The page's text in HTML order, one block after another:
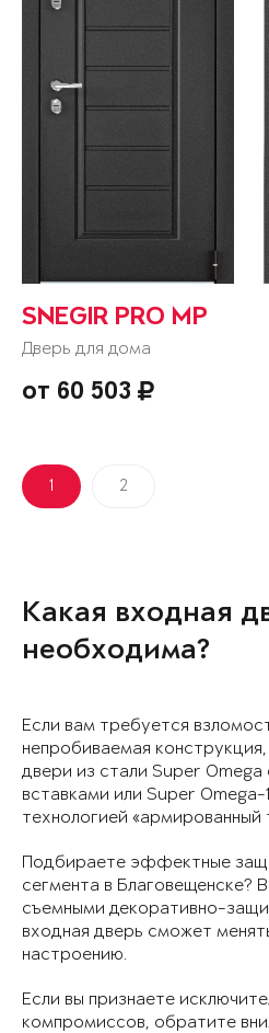
SNEGIR PRO MP
Дверь для дома
от 60 503
1 2
Какая входная
необходима?
Если вам требуется
непробиваемая
двери из стали Super
вставками или Super Omega-
технологией «армированный
Подбираете эффектные
сегмента в Благовещенске?
съемными декоративно-
входная дверь сможет
настроению.
Если вы признаете
компромиссов, обратите